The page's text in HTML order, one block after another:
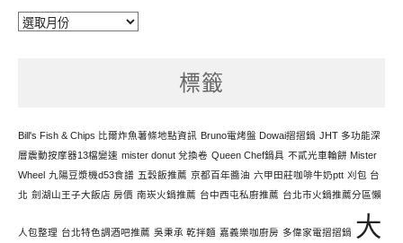
每
標籤
Bill's Fish & Chips 比爾炸魚薯條地點資訊 Bruno電烤盤 Dowai摺摺鍋 JHT 多功能深
層震動按摩器13檔變速 mister donut 兌換卷 Queen Chef鍋具 不貳光車輪餅 Mister
Wheel 九陽豆漿機d53食譜 五穀飯推薦 京都百年醬油 六甲田莊咖啡牛奶ptt 刈包 台
北 劍湖山王子大飯店 房價 南崁火鍋推薦 台中西屯私廚推薦 台北市火鍋推薦分區懶
人包整理 台北特色調酒吧推薦 吳秉承 乾拌麵 嘉義樂咖廚房 多偉家電摺摺鍋 大